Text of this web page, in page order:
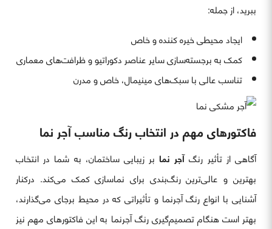
ببرید، از جمله:
ایجاد محیطی خیره کننده و خاص
کمک به برجسته‌سازی سایر عناصر دکوراتیو و ظرافت‌های معماری
تناسب عالی با سبک‌های مینیمال، خاص و مدرن
فاکتورهای مهم در انتخاب رنگ مناسب آجر نما
آگاهی از تأثیر رنگآجر نمابر زیبایی ساختمان، به شما در انتخاب
بهترین و عالی‌ترین رنگ‌بندی برای نماسازی کمک می‌کند. درکنار
آشنایی با انواع رنگ آجرنما و تأثیراتی که در محیط برجای می‌گذارند،
بهتر است هنگام تصمیم‌گیری رنگ آجرنما به این فاکتورهای مهم نیز